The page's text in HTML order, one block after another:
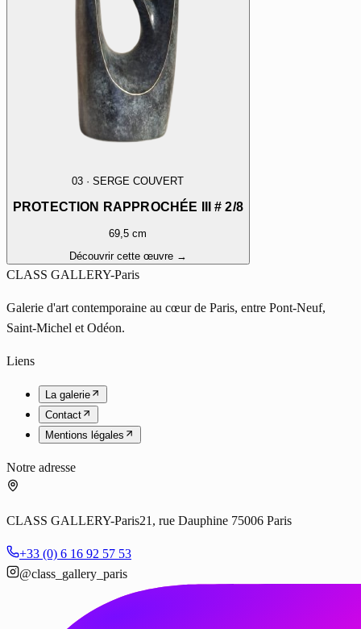
03 ·SERGE COUVERT
PROTECTION RAPPROCHÉE III # 2/8
69,5 cm
Découvrir cette œuvre →
CLASS GALLERY-Paris
Galerie d'art contemporaine au cœur de Paris, entre Pont-Neuf,
Saint-Michel et Odéon.
Liens
La galerie
Contact
Mentions légales
Notre adresse
CLASS GALLERY-Paris21, rue Dauphine 75006 Paris
+33 (0) 6 16 92 57 53
@class_gallery_paris